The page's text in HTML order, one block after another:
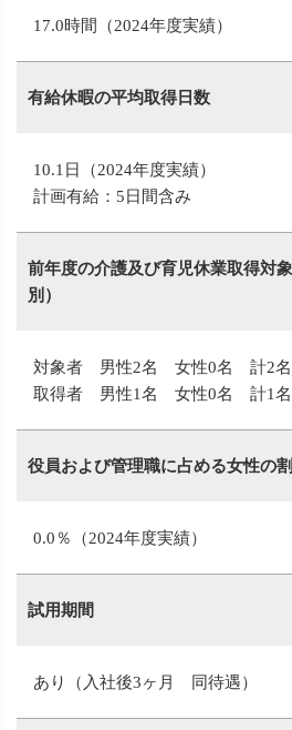
17.0時間（2024年度実績）
有給休暇の平均取得日数
10.1日（2024年度実績）
計画有給：5日間含み
前年度の介護及び育児休業取得対
別）
対象者 男性2名 女性0名 計2名
取得者 男性1名 女性0名 計1名
役員および管理職に占める女性の
0.0％（2024年度実績）
試用期間
あり（入社後3ヶ月 同待遇）